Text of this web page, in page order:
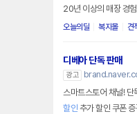
20년 이상의 매장 경
오늘의딜 복지몰 견
디베아 단독 판매
광고
스마트스토어 채널! 단
할인 추가 할인 쿠폰 증